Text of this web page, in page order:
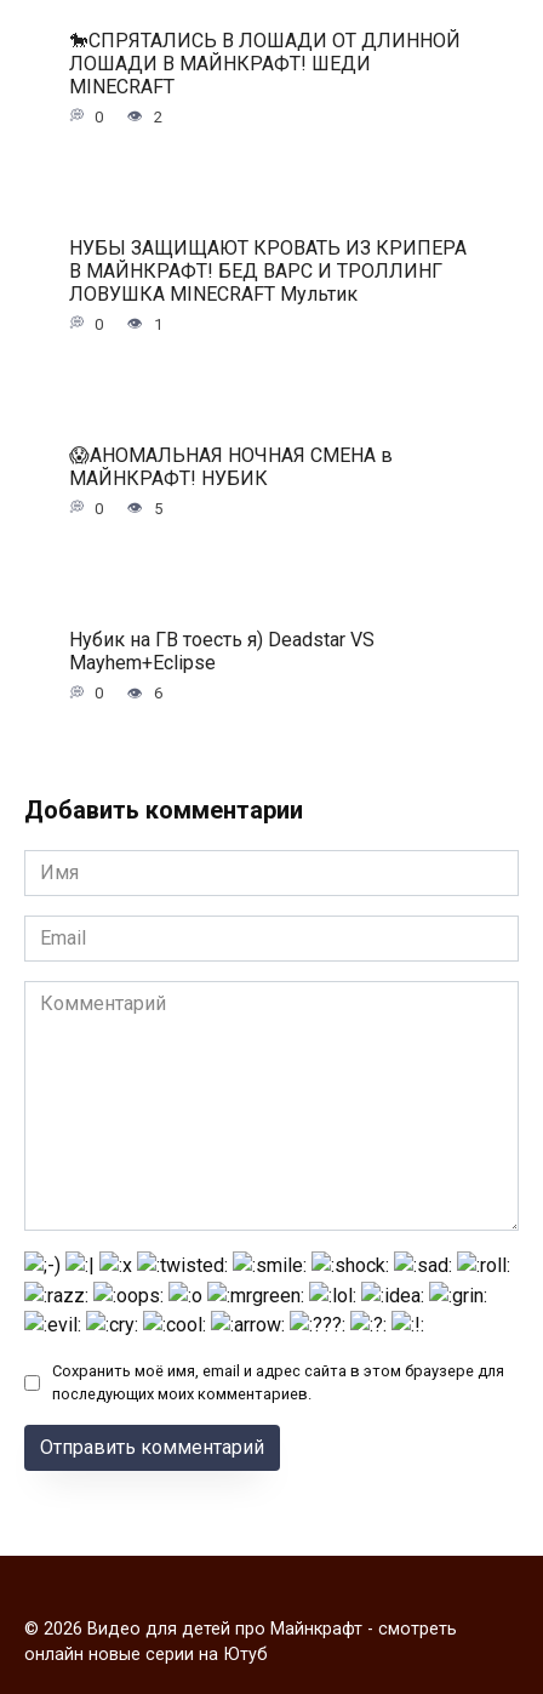
🐎СПРЯТАЛИСЬ В ЛОШАДИ ОТ ДЛИННОЙ
ЛОШАДИ В МАЙНКРАФТ! ШЕДИ
MINECRAFT
0 2
НУБЫ ЗАЩИЩАЮТ КРОВАТЬ ИЗ КРИПЕРА
В МАЙНКРАФТ! БЕД ВАРС И ТРОЛЛИНГ
ЛОВУШКА MINECRAFT Мультик
0 1
😱АНОМАЛЬНАЯ НОЧНАЯ СМЕНА в
МАЙНКРАФТ! НУБИК
0 5
Нубик на ГВ тоесть я) Deadstar VS
Mayhem+Eclipse
0 6
Добавить комментарии
Имя
*
Email
*
Комментарий
Сохранить моё имя, email и адрес сайта в этом браузере для
последующих моих комментариев.
© 2026 Видео для детей про Майнкрафт - смотреть
онлайн новые серии на Ютуб